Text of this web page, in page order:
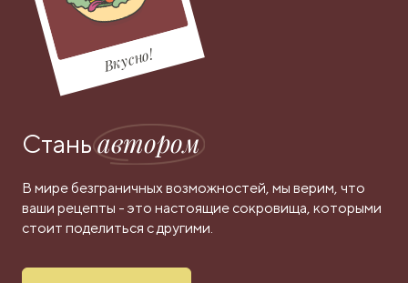
Вкусно!
Станьавтором
В мире безграничных возможностей, мы верим, что
ваши рецепты - это настоящие сокровища, которыми
стоит поделиться с другими.